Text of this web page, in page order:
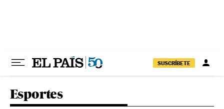
SUSCRÍBETE
Esportes